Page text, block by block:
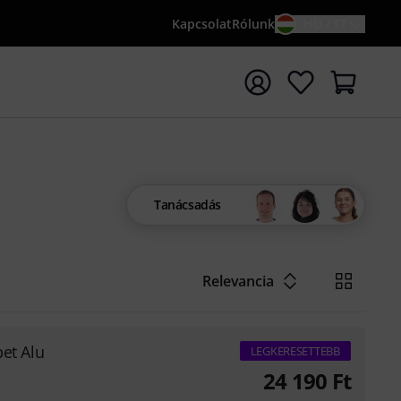
KapcsolatRólunk
indítása {searchTerm} keresőszóval
Tanácsadás
Relevancia
Alu LEGKERESETTEBB
24 190 Ft